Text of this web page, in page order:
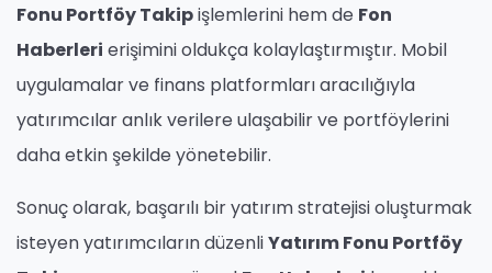
Fonu Portföy Takipişlemlerini hem de Fon
Haberleri erişimini oldukça kolaylaştırmıştır. Mobil
uygulamalar ve finans platformları aracılığıyla
yatırımcılar anlık verilere ulaşabilir ve portföylerini
daha etkin şekilde yönetebilir.
Sonuç olarak, başarılı bir yatırım stratejisi oluşturmak
isteyen yatırımcıların düzenliYatırım Fonu Portföy